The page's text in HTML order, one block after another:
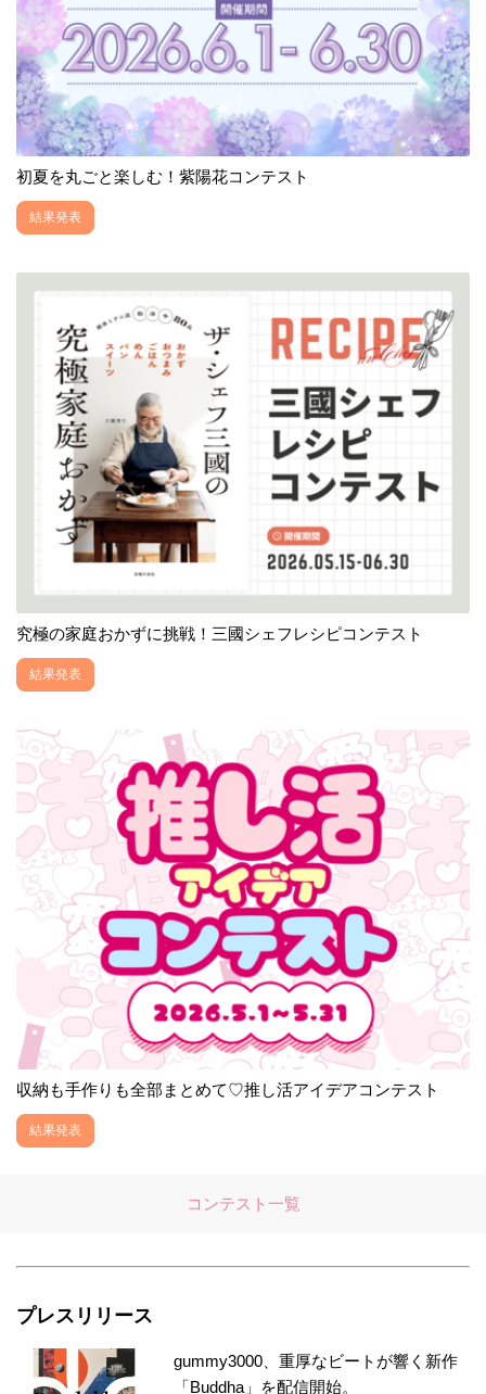
初夏を丸ごと楽しむ！紫陽花コンテスト
結果発表
究極の家庭おかずに挑戦！三國シェフレシピコンテスト
結果発表
収納も手作りも全部まとめて♡推し活アイデアコンテスト
結果発表
コンテスト一覧
プレスリリース
gummy3000、重厚なビートが響く新作
「Buddha」を配信開始。